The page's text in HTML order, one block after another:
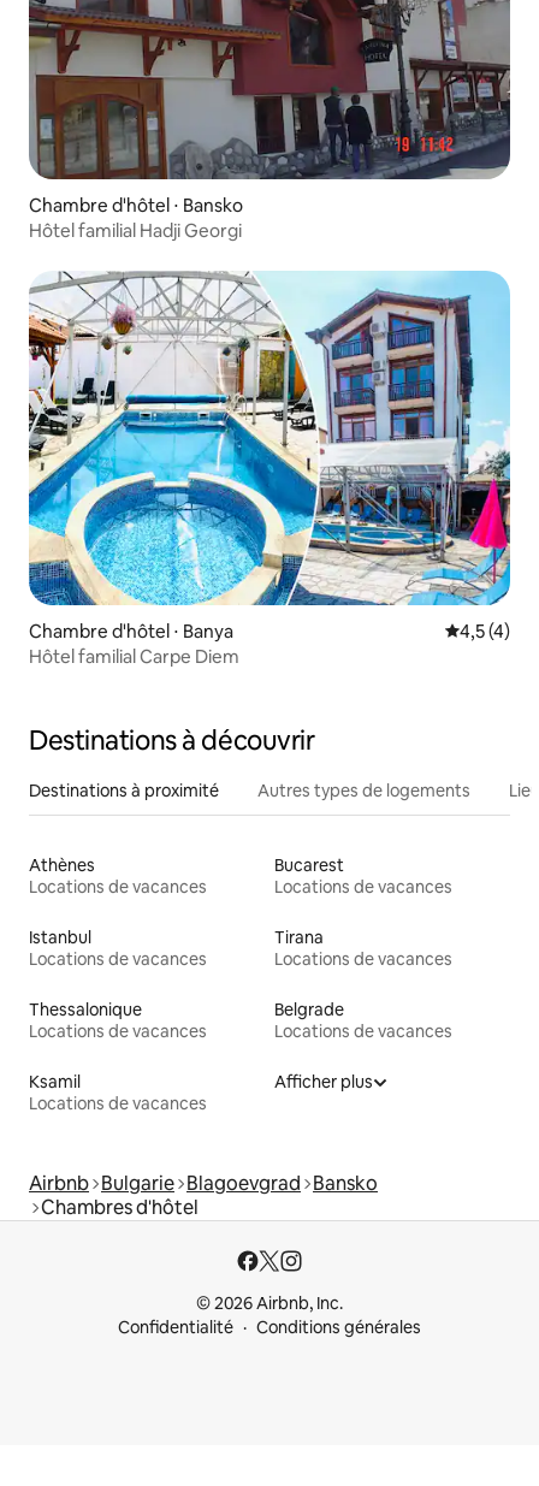
Chambre d'hôtel ⋅ Bansko
Hôtel familial Hadji Georgi
Chambre d'hôtel ⋅ Banya Évaluation
4,5 (4)
Hôtel familial Carpe Diem
Destinations à découvrir
Destinations à proximité Autres types de logements
Athènes
Locations de vacances
Bucarest
Locations de vacances
Istanbul
Locations de vacances
Tirana
Locations de vacances
Thessalonique
Locations de vacances
Belgrade
Locations de vacances
Ksamil
Locations de vacances
Afficher plus
Airbnb Bulgarie Blagoevgrad Bansko
Chambres d'hôtel
© 2026 Airbnb, Inc.
Confidentialité
Conditions générales